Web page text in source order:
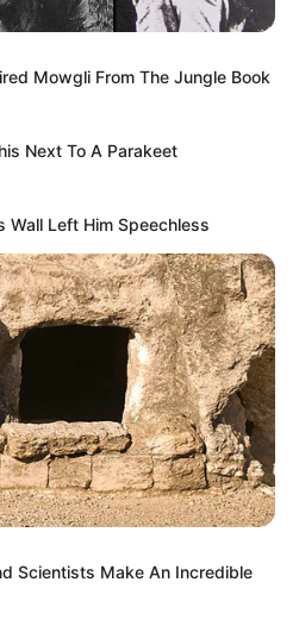
Mowgli From The Jungle Book
Next To A Parakeet
Wall Left Him Speechless
Scientists Make An Incredible